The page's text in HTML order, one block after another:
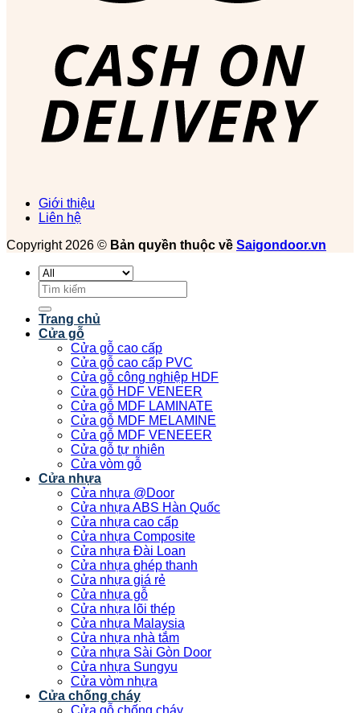
Giới thiệu
Liên hệ
Copyright 2026 © Bản quyền thuộc về Saigondoor.vn
Tìm
kiếm:
Trang chủ
Cửa gỗ
Cửa gỗ cao cấp
Cửa gỗ cao cấp PVC
Cửa gỗ công nghiệp HDF
Cửa gỗ HDF VENEER
Cửa gỗ MDF LAMINATE
Cửa gỗ MDF MELAMINE
Cửa gỗ MDF VENEEER
Cửa gỗ tự nhiên
Cửa vòm gỗ
Cửa nhựa
Cửa nhựa @Door
Cửa nhựa ABS Hàn Quốc
Cửa nhựa cao cấp
Cửa nhựa Composite
Cửa nhựa Đài Loan
Cửa nhựa ghép thanh
Cửa nhựa giá rẻ
Cửa nhựa gỗ
Cửa nhựa lõi thép
Cửa nhựa Malaysia
Cửa nhựa nhà tắm
Cửa nhựa Sài Gòn Door
Cửa nhựa Sungyu
Cửa vòm nhựa
Cửa chống cháy